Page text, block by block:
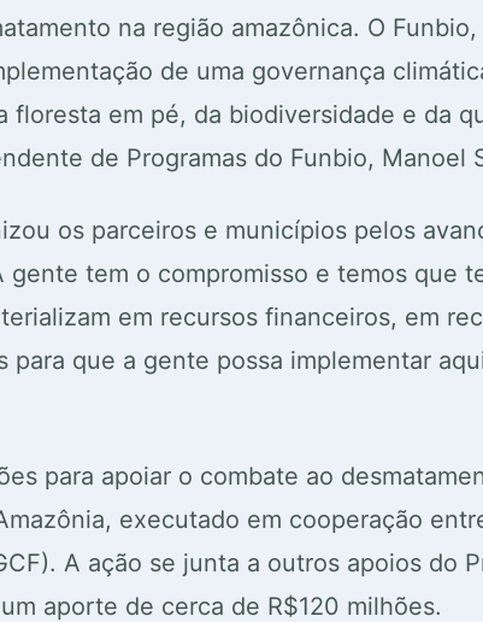
na região amazônica. O
de uma governança
floresta em pé, da biodiversidade e da
de Programas do Funbio, Manoel
os parceiros e municípios pelos
gente tem o compromisso e temos que
em recursos financeiros, em
que a gente possa implementar
para apoiar o combate ao
executado em cooperação
A ação se junta a outros apoios do
aporte de cerca de R$120 milhões.